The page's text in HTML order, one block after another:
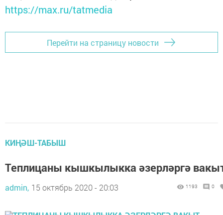
https://max.ru/tatmedia
Перейти на страницу новости
КИҢӘШ-ТАБЫШ
Теплицаны кышкылыкка әзерләргә
admin, 15 октябрь 2020 - 20:03 1193 0